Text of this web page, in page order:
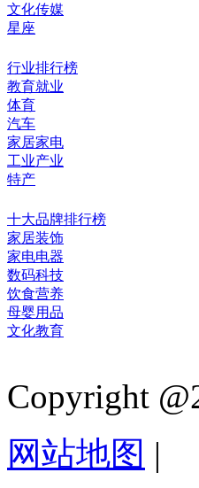
文化传媒
星座
行业排行榜
教育就业
体育
汽车
家居家电
工业产业
特产
十大品牌排行榜
家居装饰
家电电器
数码科技
饮食营养
母婴用品
文化教育
Copyright
网站地图 |